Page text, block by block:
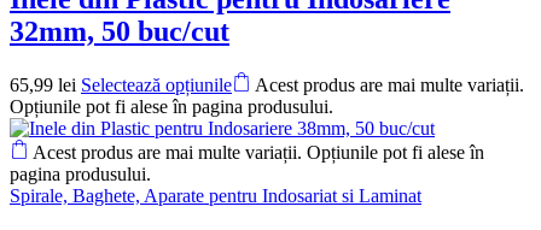
32mm, 50 buc/cut
65,99 lei Selectează opțiunile
Acest produs are mai multe variații.
Opțiunile pot fi alese în pagina produsului.
Acest produs are mai multe variații. Opțiunile pot fi alese în
pagina produsului.
Spirale, Baghete, Aparate pentru Indosariat si Laminat